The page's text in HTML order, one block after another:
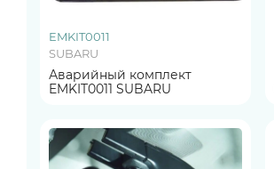
EMKIT0011
SUBARU
Аварийный комплект
EMKIT0011 SUBARU